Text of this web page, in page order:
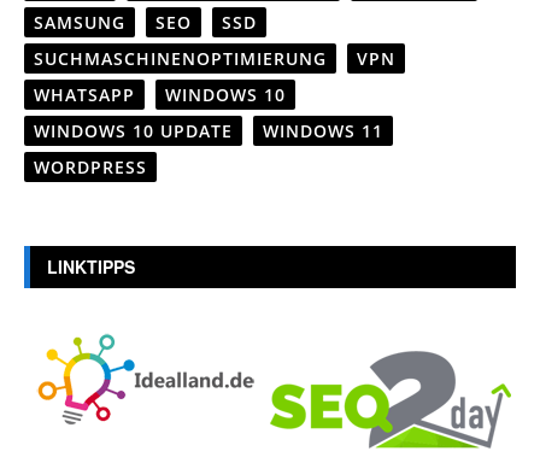
SAMSUNG
SEO
SSD
SUCHMASCHINENOPTIMIERUNG
VPN
WHATSAPP
WINDOWS 10
WINDOWS 10 UPDATE
WINDOWS 11
WORDPRESS
LINKTIPPS